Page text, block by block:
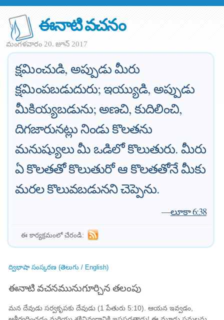
ఈనాటి వచనం
మంగళవారం 20. జూన్ 2017
క్షమించుడి, అప్పుడు మీరు
క్షమింపబడుదురు; ఇయ్యుడి, అప్పుడు
మీకియ్యబడును; అణచి, కుదిలించి,
దిగజారునట్లు నిండు కొలతను
మనుష్యులు మీ ఒడిలో కొలుతురు. మీరు
ఏ కొలతతో కొలుతురో ఆ కొలతతోనే మీకు
మరల కొలువబడునని చెప్పెను.
—లూకా 6:38
ఈ కార్యక్రమంలో చేరండి:
ద్విభాషా సంస్కరణ (తెలుగు / English)
ఈనాటి వచనమునుగూర్చిన తలంపు
మన దేవుడు సర్వకృపకు దేవుడు (1 పేతురు 5:10). ఆయన ఇవ్వడం,